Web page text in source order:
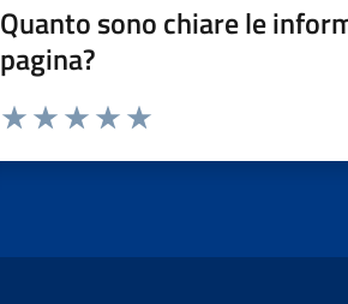
Quanto sono chiare le
pagina?